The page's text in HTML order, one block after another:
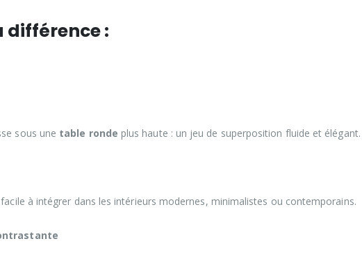
différence :
sous une table ronde plus haute : un jeu de superposition fluide et élégant.
à intégrer dans les intérieurs modernes, minimalistes ou contemporains.